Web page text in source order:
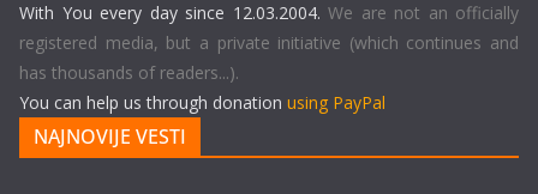
With You every day since 12.03.2004. We are not an officially
registered media, but a private initiative (which continues and
has thousands of readers...).
You can help us through donation using PayPal
NAJNOVIJE VESTI